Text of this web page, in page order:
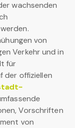
wachsenden
von
Verkehr und in
für
der offiziellen
Vorschriften
von